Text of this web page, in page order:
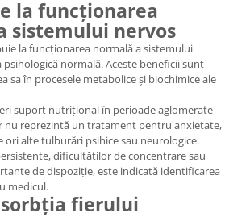
la funcționarea
sistemului nervos
la funcționarea normală a sistemului
psihologică normală. Aceste beneficii sunt
sa în procesele metabolice și biochimice ale
suport nutrițional în perioade aglomerate
nu reprezintă un tratament pentru anxietate,
ori alte tulburări psihice sau neurologice.
dificultăților de concentrare sau
de dispoziție, este indicată identificarea
medicul.
fierului